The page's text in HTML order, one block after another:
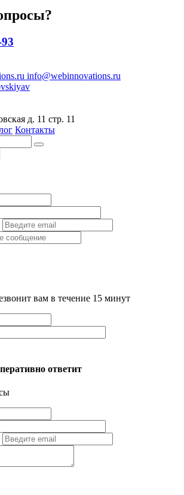
info@webinnovations.ru
д. 11 стр. 11
Контакты
вам в течение 15 минут
ответит